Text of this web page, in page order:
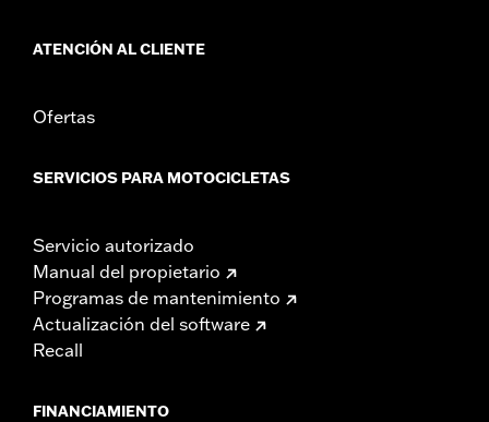
ATENCIÓN AL CLIENTE
Ofertas
SERVICIOS PARA MOTOCICLETAS
Servicio autorizado
Manual del propietario
Programas de mantenimiento
Actualización del software
Recall
FINANCIAMIENTO